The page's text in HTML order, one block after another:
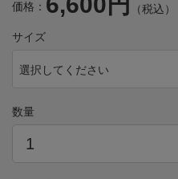
価格： （税込）
サイズ
選択してください
数量